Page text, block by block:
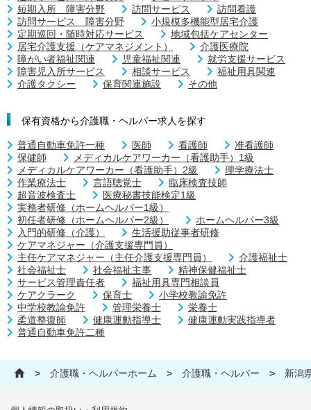
短期入所 障害分野
訪問サービス
訪問看護
訪問サービス 障害分野
小規模多機能型居宅介護
定期巡回・随時対応サービス
地域包括ケアセンター
居宅介護支援（ケアマネジメント）
介護医療院
障がい者福祉関連
児童福祉関連
就労支援サービス
障害児入所サービス
相談サービス
福祉用具関連
介護タクシー
保育関連施設 その他
保有資格から介護職・ヘルパー求人を探す
普通自動車免許一種 医師 看護師
准看護師
保健師
メディカルケアワーカー（看護助手）1級
メディカルケアワーカー（看護助手）2級
理学療法士
作業療法士
言語聴覚士
臨床検査技師
超音波検査士
医療秘書技能検定1級
実務者研修（ホームヘルパー1級）
初任者研修（ホームヘルパー2級）
ホームヘルパー3級
入門的研修（介護）
生活援助従事者研修
ケアマネジャー（介護支援専門員）
主任ケアマネジャー（主任介護支援専門員）
介護福祉士
社会福祉士
社会福祉主事
精神保健福祉士
サービス管理責任者
福祉用具専門相談員
ケアクラーク
保育士
小学校教諭免許
中学校教諭免許
管理栄養士
栄養士
柔道整復師
健康運動指導士
健康運動実践指導者
普通自動車免許二種
> 介護職・ヘルパーホーム > 介護職・ヘルパー > 新潟